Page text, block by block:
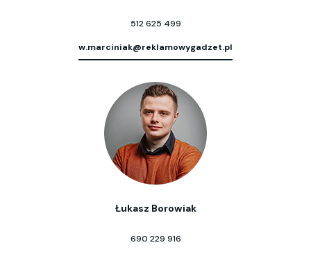
512 625 499
w.marciniak@reklamowygadzet.pl
Łukasz Borowiak
690 229 916